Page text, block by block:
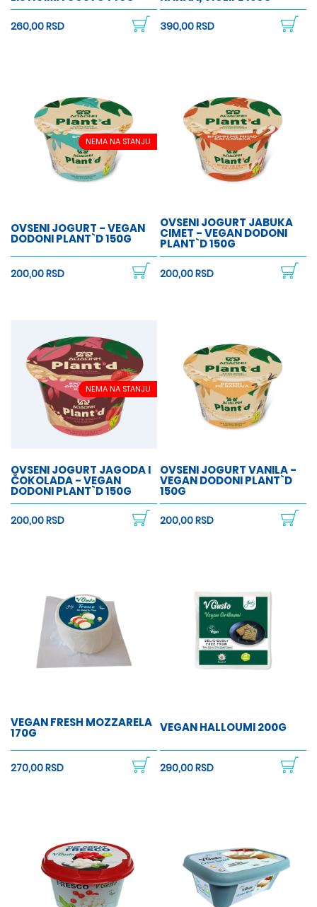
260,00 RSD 390,00 RSD
NEMA NA STANJU
OVSENI JOGURT - VEGAN
DODONI PLANT`D 150G
200,00 RSD
OVSENI JOGURT JABUKA
CIMET - VEGAN DODONI
PLANT`D 150G
200,00 RSD
NEMA NA STANJU
OVSENI JOGURT JAGODA I
ČOKOLADA - VEGAN
DODONI PLANT`D 150G
200,00 RSD
OVSENI JOGURT VANILA -
VEGAN DODONI PLANT`D
150G
200,00 RSD
VEGAN FRESH MOZZARELA
170G
270,00 RSD
VEGAN HALLOUMI 200G
290,00 RSD